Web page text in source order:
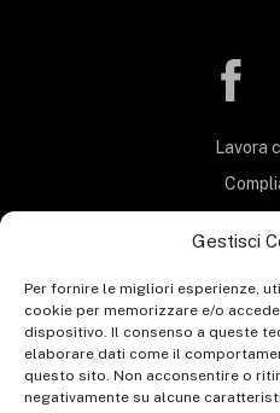
Gestisci
Per fornire le migliori esperienze,
cookie per memorizzare e/o
dispositivo. Il consenso a queste
elaborare dati come il
questo sito. Non acconsentire o
negativamente su alcune
Lavora
Carta
MOG
Codice